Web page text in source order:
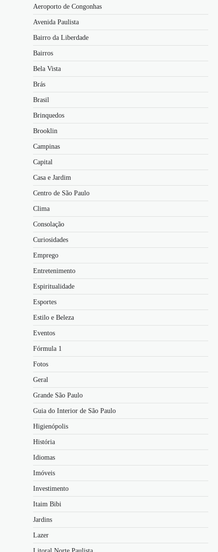
Aeroporto de Congonhas
Avenida Paulista
Bairro da Liberdade
Bairros
Bela Vista
Brás
Brasil
Brinquedos
Brooklin
Campinas
Capital
Casa e Jardim
Centro de São Paulo
Clima
Consolação
Curiosidades
Emprego
Entretenimento
Espiritualidade
Esportes
Estilo e Beleza
Eventos
Fórmula 1
Fotos
Geral
Grande São Paulo
Guia do Interior de São Paulo
Higienópolis
História
Idiomas
Imóveis
Investimento
Itaim Bibi
Jardins
Lazer